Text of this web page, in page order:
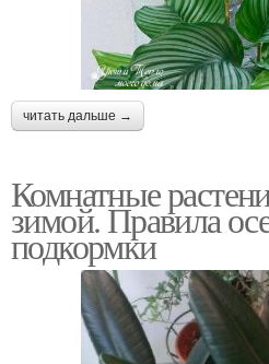
читать дальше →
Комнатные
зимой. Правила
подкормки